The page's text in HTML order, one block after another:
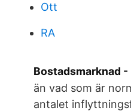
Ott
RA
Bostadsmarknad -
än vad som är
antalet